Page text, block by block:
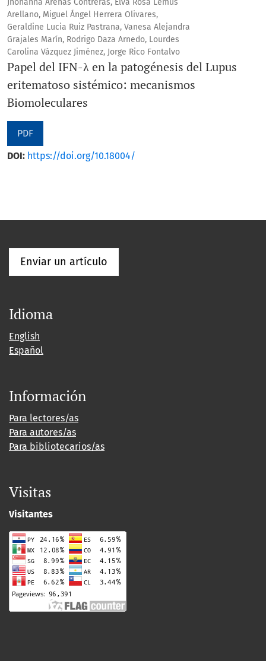
Jhohanna Arenas Contreras, Elva Rosa Lemus
Arellano, Miguel Ángel Herrera Olivares,
Geraldine Lucia Ruiz Pastrana, Vanesa Alejandra
Grajales Marín, Rodrigo Daza Arnedo, Lourdes
Carolina Vázquez Jiménez, Jorge Rico Fontalvo
Papel del IFN-λ en la patogénesis del Lupus
eritematoso sistémico: mecanismos
Biomoleculares
PDF
DOI: https://doi.org/10.18004/
Enviar un artículo
Idioma
English
Español
Información
Para lectores/as
Para autores/as
Para bibliotecarios/as
Visitas
Visitantes